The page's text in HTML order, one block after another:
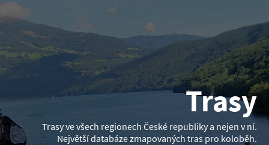
Trasy
Trasy ve všech regionech České republiky a nejen v ní.
Největší databáze zmapovaných tras pro koloběh.